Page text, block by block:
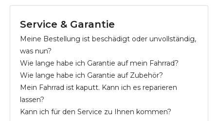
Service & Garantie
Meine Bestellung ist beschädigt oder unvollständig,
was nun?
Wie lange habe ich Garantie auf mein Fahrrad?
Wie lange habe ich Garantie auf Zubehör?
Mein Fahrrad ist kaputt. Kann ich es reparieren
lassen?
Kann ich für den Service zu Ihnen kommen?